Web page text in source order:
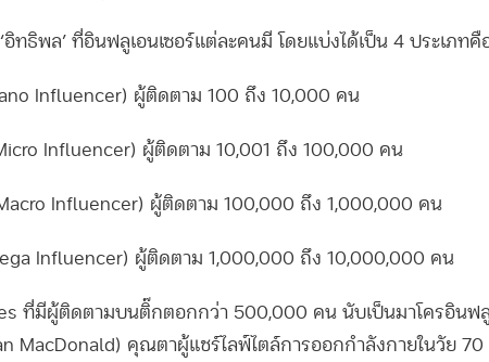
ทธิพล’ ที่อินฟลูเอนเซอร์แต่ละคนมี โดยแบ่งได้เป็น 4 ประเภทคื
Influencer) ผู้ติดตาม 100 ถึง 10,000 คน
Influencer) ผู้ติดตาม 10,001 ถึง 100,000 คน
Influencer) ผู้ติดตาม 100,000 ถึง 1,000,000 คน
Influencer) ผู้ติดตาม 1,000,000 ถึง 10,000,000 คน
ที่มีผู้ติดตามบนติ๊กตอกกว่า 500,000 คน นับเป็นมาโครอินฟลู
MacDonald) คุณตาผู้แชร์ไลฟ์ไตล์การออกกำลังกายในวัย 70